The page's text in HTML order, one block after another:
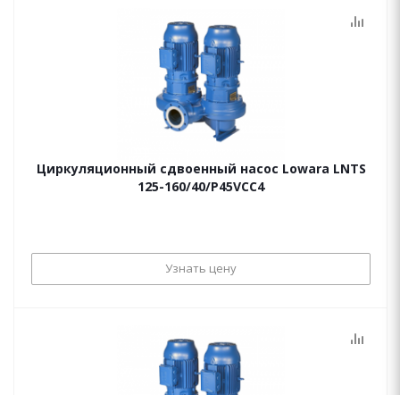
Циркуляционный сдвоенный насос Lowara LNTS
125-160/40/P45VCC4
Узнать цену